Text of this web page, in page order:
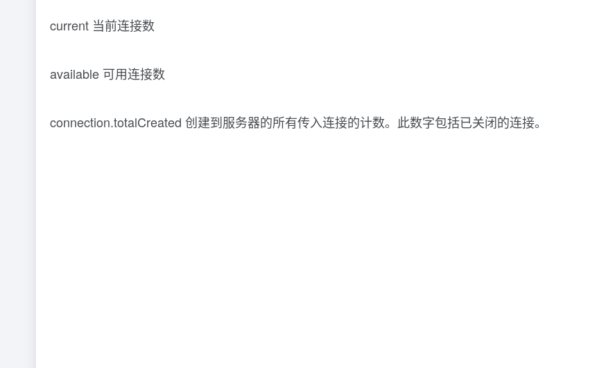
current 当前连接数
available 可用连接数
connection.totalCreated 创建到服务器的所有传入连接的计数。此数字包括已关闭的连接。